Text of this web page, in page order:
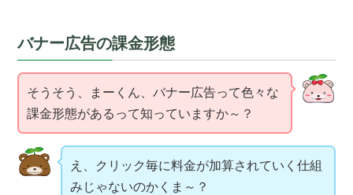
バナー広告の課金形態
そうそう、まーくん、バナー広告って色々な
課金形態があるって知っていますか～？
え、クリック毎に料金が加算されていく仕組
みじゃないのかくま～？